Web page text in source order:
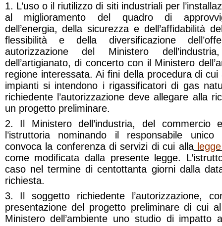
1. L’uso o il riutilizzo di siti industriali per
al miglioramento del quadro di
dell’energia, della sicurezza e dell’affidabilità
flessibilità e della diversificazione
autorizzazione del Ministero
dell’artigianato, di concerto con il Ministero
regione interessata. Ai fini della procedura di
impianti si intendono i rigassificatori di gas
richiedente l’autorizzazione deve allegare alla
un progetto preliminare.
2. Il Ministero dell’industria, del commercio
l’istruttoria nominando il responsabile
convoca la conferenza di servizi di cui allalegge
come modificata dalla presente legge.
caso nel termine di centottanta giorni dalla
richiesta.
3. Il soggetto richiedente l’autorizzazione,
presentazione del progetto preliminare di cui
Ministero dell’ambiente uno studio di impatto